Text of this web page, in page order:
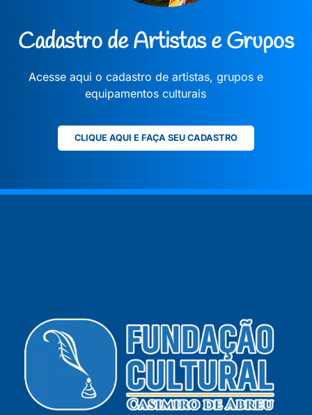
Cadastro de Artistas e Grupos
Acesse aqui o cadastro de artistas, grupos e
equipamentos culturais
CLIQUE AQUI E FAÇA SEU CADASTRO